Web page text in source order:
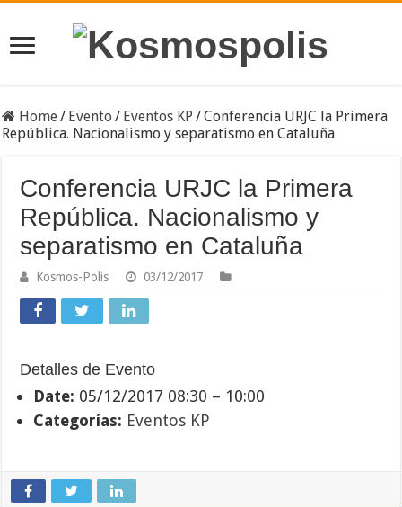
Home/ Evento / Eventos KP /Conferencia URJC la Primera
República. Nacionalismo y separatismo en Cataluña
Conferencia URJC la Primera
República. Nacionalismo y
separatismo en Cataluña
Kosmos-Polis 03/12/2017
Detalles de Evento
Date: 05/12/2017 08:30 – 10:00
Categorías: Eventos KP